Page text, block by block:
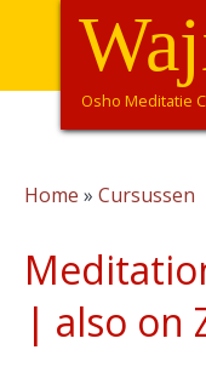
Overslaan
de
Hoofdnavigatie
Osho Meditatie
Home Cursussen
| also on